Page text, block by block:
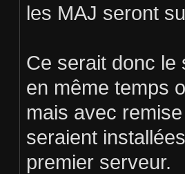
les MAJ seront
Ce serait donc le
en même temps
mais avec
seraient
premier serveur.